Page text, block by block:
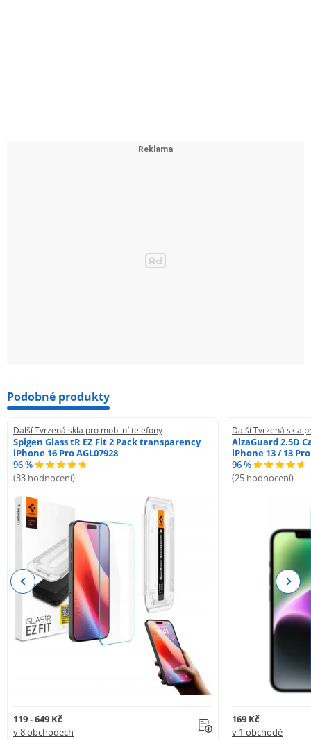
Podobné produkty
Další Tvrzená skla pro mobilní telefony
Spigen Glass tR EZ Fit 2 Pack transparency
iPhone 16 Pro AGL07928
96 %
(33 hodnocení)
119 - 649 Kč
v 8 obchodech
Další Tvrzená skla
AlzaGuard 2.5D
iPhone 13 / 13 Pro
96 %
(25 hodnocení)
169 Kč
v 1 obchodě
Previous Next